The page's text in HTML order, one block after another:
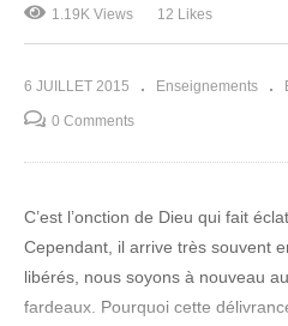
1.19K Views 12 Likes
6 JUILLET 2015 Enseignements
0 Comments
C’est l’onction de Dieu qui fait
Cependant, il arrive très souvent
libérés, nous soyons à nouveau
fardeaux. Pourquoi cette